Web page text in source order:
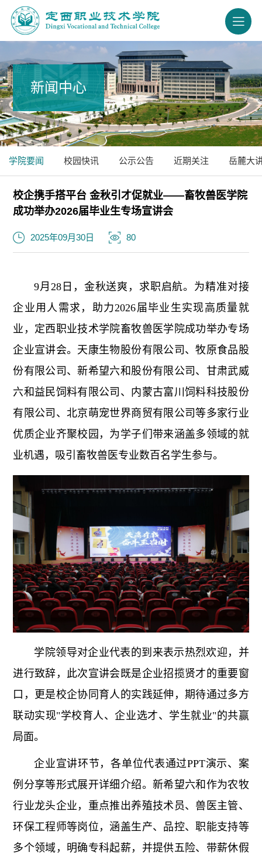
新闻中心
学院要闻 校园快讯 公示公告 近期关注 岳麓大
校企携手搭平台 金秋引才促就业——畜牧兽医学院
成功举办2026届毕业生专场宣讲会
2025年09月30日 80
9月28日，金秋送爽，求职启航。为精准对接
企业用人需求，助力2026届毕业生实现高质量就
业，定西职业技术学院畜牧兽医学院成功举办专场
企业宣讲会。天康生物股份有限公司、牧原食品股
份有限公司、新希望六和股份有限公司、甘肃武威
六和益民饲料有限公司、内蒙古富川饲料科技股份
有限公司、北京萌宠世界商贸有限公司等多家行业
优质企业齐聚校园，为学子们带来涵盖多领域的就
业机遇，吸引畜牧兽医专业数百名学生参与。
学院领导对企业代表的到来表示热烈欢迎，并
进行致辞，此次宣讲会既是企业招揽贤才的重要窗
口，更是校企协同育人的实践延伸，期待通过多方
联动实现"学校育人、企业选才、学生就业"的共赢
局面。
企业宣讲环节，各单位代表通过PPT演示、案
例分享等形式展开详细介绍。新希望六和作为农牧
行业龙头企业，重点推出养殖技术员、兽医主管、
环保工程师等岗位，涵盖生产、品控、职能支持等
多个领域，明确专科起薪，并提供五险、带薪休假